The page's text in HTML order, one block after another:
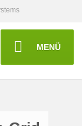
MENÜ